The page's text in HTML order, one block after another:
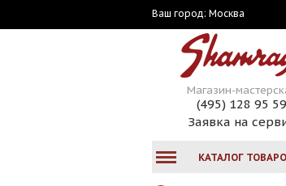
Ваш город: Москва
Магазин-
(495) 128 95 59
Заявка на
КАТАЛОГ